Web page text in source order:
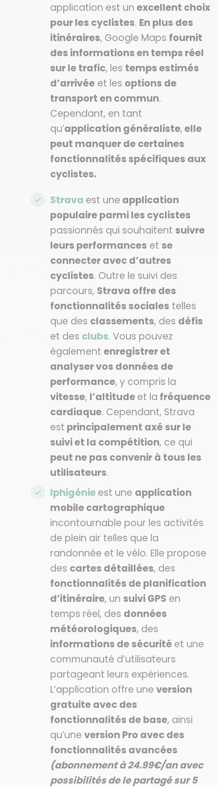
application est un excellent choix
pour les cyclistes. En plus des
itinéraires, Google Maps fournit
des informations en temps réel
sur le trafic, les temps estimés
d’arrivée et les options de
transport en commun.
Cependant, en tant
qu’application généraliste,elle
peut manquer de certaines
fonctionnalités spécifiques aux
cyclistes.
Strava est une application
populaire parmi les cyclistes
passionnés qui souhaitent suivre
leurs performances et se
connecter avec d’autres
cyclistes. Outre le suivi des
parcours, Strava offre des
fonctionnalités sociales telles
que des classements, des défis
et des clubs. Vous pouvez
également enregistrer et
analyser vos données de
performance, y compris la
vitesse, l’altitudeet la fréquence
cardiaque. Cependant, Strava
est principalement axé sur le
suivi et la compétition, ce qui
peut ne pas convenir à tous les
utilisateurs.
Iphigénieest une application
mobile cartographique
incontournable pour les activités
de plein air telles que la
randonnée et le vélo. Elle propose
des cartes détaillées, des
fonctionnalités de planification
d’itinéraire, un suivi GPS en
temps réel, des données
météorologiques, des
informations de sécurité et une
communauté d’utilisateurs
partageant leurs expériences.
L’application offre une version
gratuite avec des
fonctionnalités de base, ainsi
qu’une version Pro avec des
fonctionnalités avancées
(abonnement à 24.99€/an avec
possibilités de le partagé sur 5